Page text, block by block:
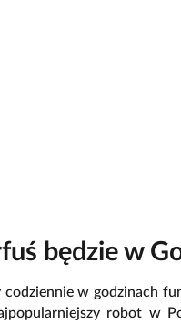
będzie w
codziennie w godzinach
robot w